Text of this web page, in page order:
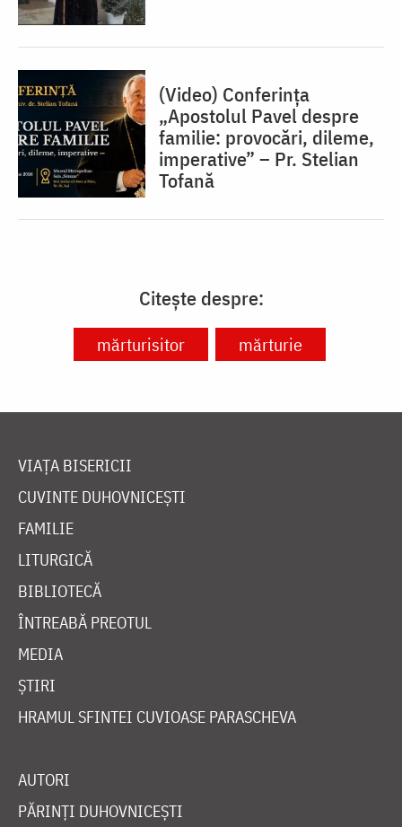
(Video) Conferința
„Apostolul Pavel despre
familie: provocări, dileme,
imperative” – Pr. Stelian
Tofană
Citește despre:
mărturisitor mărturie
VIAȚA BISERICII
CUVINTE DUHOVNICEȘTI
FAMILIE
LITURGICĂ
BIBLIOTECĂ
ÎNTREABĂ PREOTUL
MEDIA
ȘTIRI
HRAMUL SFINTEI CUVIOASE PARASCHEVA
AUTORI
PĂRINȚI DUHOVNICEȘTI